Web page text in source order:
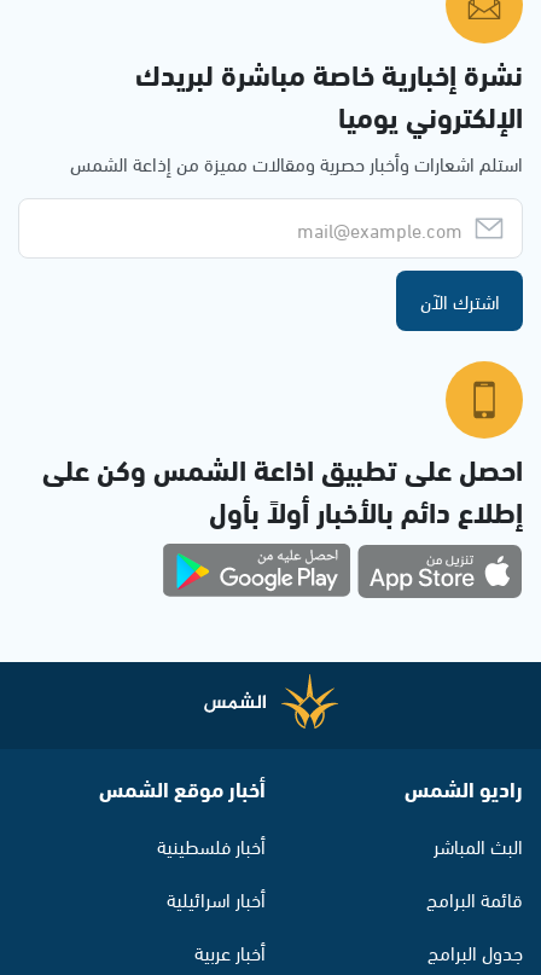
نشرة إخبارية خاصة مباشرة لبريدك
الإلكتروني يوميا
استلم اشعارات وأخبار حصرية ومقالات مميزة من إذاعة الشمس
اشترك الآن
احصل على تطبيق اذاعة الشمس وكن على
إطلاع دائم بالأخبار أولاً بأول
راديو الشمس
البث المباشر
قائمة البرامج
جدول البرامج
أخبار موقع الشمس
أخبار فلسطينية
أخبار اسرائيلية
أخبار عربية